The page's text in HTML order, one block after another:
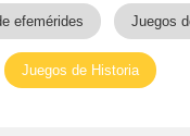
efemérides Juegos
Juegos de Historia